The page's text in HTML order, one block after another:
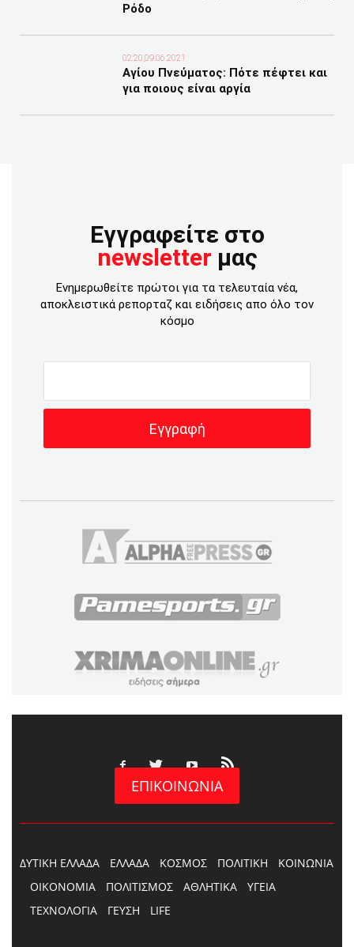
Ρόδο
02:20,09.06.2021
Αγίου Πνεύματος: Πότε πέφτει και
για ποιους είναι αργία
Εγγραφείτε στο
newsletter μας
Ενημερωθείτε πρώτοι για τα τελευταία νέα,
αποκλειστικά ρεπορταζ και ειδήσεις απο όλο τον
κόσμο
ΕΠΙΚΟΙΝΩΝΙΑ
ΔΥΤΙΚΗ ΕΛΛΑΔΑ ΕΛΛΑΔΑ ΚΟΣΜΟΣ ΠΟΛΙΤΙΚΗ
ΚΟΙΝΩΝΙΑ
ΟΙΚΟΝΟΜΙΑ
ΠΟΛΙΤΙΣΜΟΣ ΑΘΛΗΤΙΚΑ
ΥΓΕΙΑ
ΤΕΧΝΟΛΟΓΙΑ
ΓΕΥΣΗ LIFE